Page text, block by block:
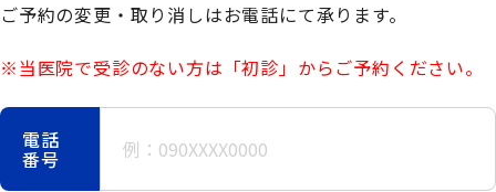
ご予約の変更・取り消しはお電話にて承ります。
※当医院で受診のない方は「初診」からご予約ください。
電話
番号